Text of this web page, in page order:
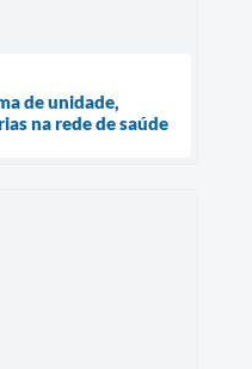
de unidade,
na rede de saúde